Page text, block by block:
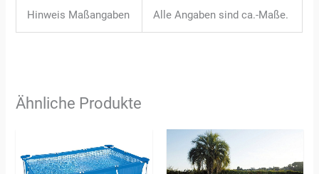
Hinweis Maßangaben Alle Angaben sind ca.-Maße.
Ähnliche Produkte